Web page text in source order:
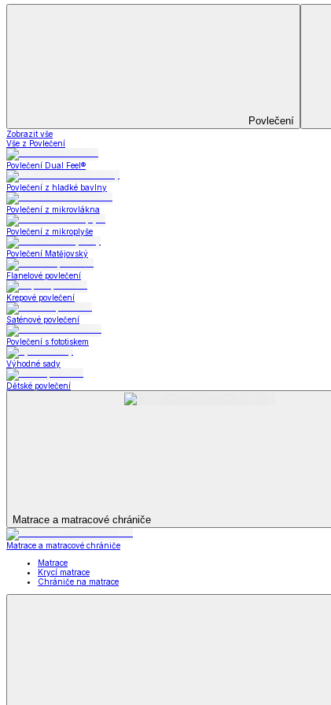
Zobrazit vše
Vše z Bytový textil
Deky a plédy
Deky a plédy
Beránkové soupravy
Beránkové deky
Televizní deky a pytle
Deky z mikroplyše
Vše z Deky a plédy
Beránkové soupravy
Beránkové deky
Televizní deky a pytle